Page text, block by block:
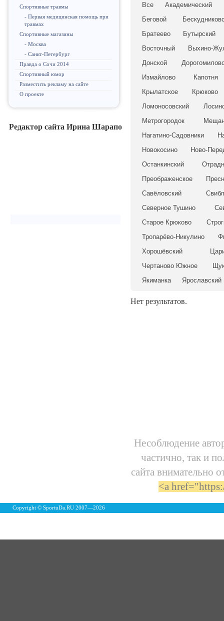
Спортивные травмы
- Первая медицинская помощь при
травмах
Спортивные магазины
- Москва
- Санкт-Петербург
Правда о Сочи 2014
Спортивный юмор
Разместить рекламу на сайте
О проекте
Редактор сайта Ирина Шарапо
Все Академический
Беговой
Братеево
Бутырский
Восточный
Выхино-
Донской
Измайлово
Капотня
Крылатское
Крюково
Ломоносовский
Метрогородок
Нагатино-Садовники
Новокосино
Ново-
Останкинский
Преображенское
Савёловский
Северное Тушино
Старое Крюково
Тропарёво-Никулино
Хорошёвский
Чертаново Южное
Якиманка
Ярославский
Нет результатов.
Несоблюдение
частично, так и
сайта внимательно
<a
Copyright © SportuDa.RU 2007—2026